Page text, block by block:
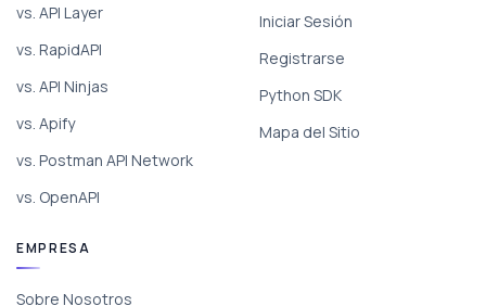
vs. API Layer
vs. RapidAPI
vs. API Ninjas
vs. Apify
vs. Postman API Network
vs. OpenAPI
Iniciar Sesión
Registrarse
Python SDK
Mapa del Sitio
EMPRESA
Sobre Nosotros